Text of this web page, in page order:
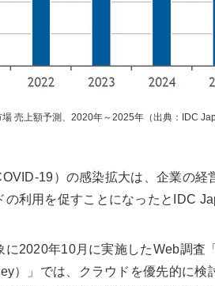
売上額予測、2020年～2025年（出典：IDC
19）の感染拡大は、企業の経
利用を促すことになったとIDC
2020年10月に実施したWeb調査
）」では、クラウドを優先的に検